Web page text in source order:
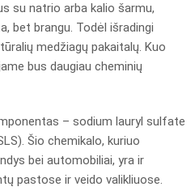
su natrio arba kalio šarmu,
bet brangu. Todėl išradingi
medžiagų pakaitalų. Kuo
bus daugiau cheminių
– sodium lauryl sulfate
Šio chemikalo, kuriuo
bei automobiliai, yra ir
pastose ir veido valikliuose.